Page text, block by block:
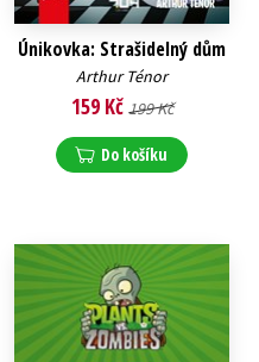
Únikovka: Strašidelný dům
Arthur Ténor
159 Kč 199 Kč
Do košíku